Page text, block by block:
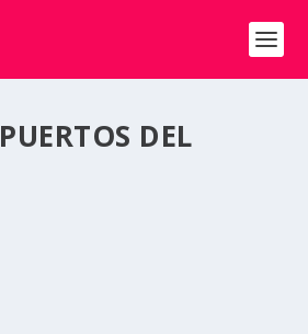
PUERTOS DEL